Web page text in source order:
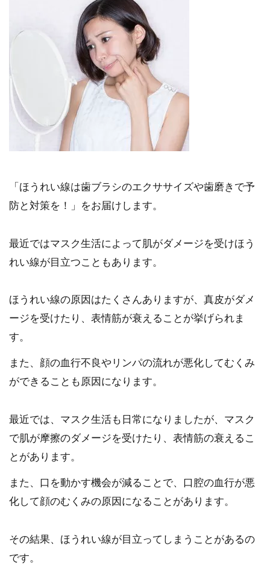
「ほうれい線は歯ブラシのエクササイズや歯磨きで予
防と対策を！」をお届けします。
最近ではマスク生活によって肌がダメージを受けほう
れい線が目立つこともあります。
ほうれい線の原因はたくさんありますが、真皮がダメ
ージを受けたり、表情筋が衰えることが挙げられま
す。
また、顔の血行不良やリンパの流れが悪化してむくみ
ができることも原因になります。
最近では、マスク生活も日常になりましたが、マスク
で肌が摩擦のダメージを受けたり、表情筋の衰えるこ
とがあります。
また、口を動かす機会が減ることで、口腔の血行が悪
化して顔のむくみの原因になることがあります。
その結果、ほうれい線が目立ってしまうことがあるの
です。